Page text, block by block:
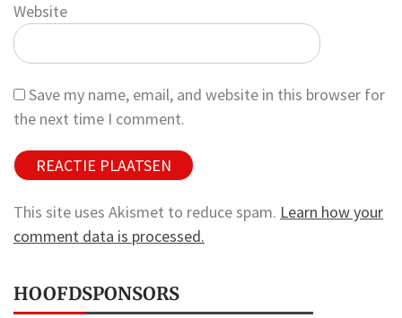
Website
Save my name, email, and website in this browser for
the next time I comment.
This site uses Akismet to reduce spam. Learn how your
comment data is processed.
HOOFDSPONSORS